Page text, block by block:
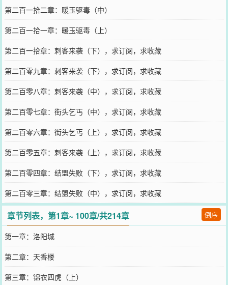
第二百一拾二章：暖玉驱毒（中）
第二百一拾一章：暖玉驱毒（上）
第二百一拾章：刺客来袭（下），求订阅，求收藏
第二百零九章：刺客来袭（下），求订阅，求收藏
第二百零八章：刺客来袭（中），求订阅，求收藏
第二百零七章：街头乞丐（中），求订阅，求收藏
第二百零六章：街头乞丐（上），求订阅，求收藏
第二百零五章：刺客来袭（上），求订阅，求收藏
第二百零四章：结盟失败（下），求订阅，求收藏
第二百零三章：结盟失败（中），求订阅，求收藏
章节列表，第1章~ 100章/共214章 倒序
第一章：洛阳城
第二章：天香楼
第三章：锦衣四虎（上）